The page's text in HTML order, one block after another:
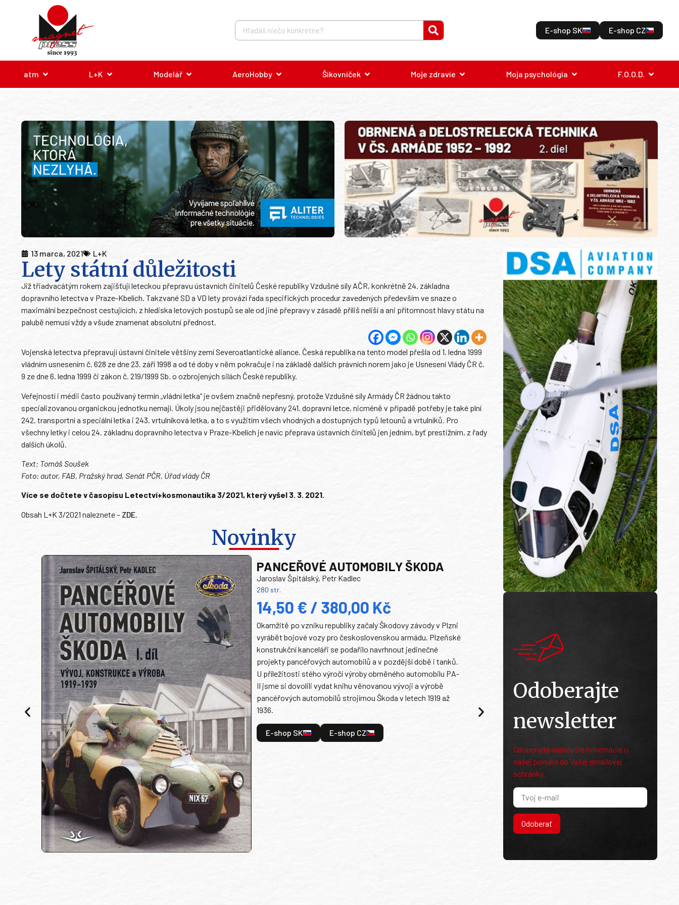
E-shop SK E-shop CZ
atm L+K Modelář AeroHobby Šikovníček Moje zdravie Moja psychológia F.O.O.D.
13 marca, 2021 L+K
Lety státní důležitosti
Již třiadvacátým rokem zajišťují leteckou přepravu ústavních činitelů České republiky Vzdušné síly AČR, konkrétně 24. základna
dopravního letectva v Praze-Kbelích. Takzvané SD a VD lety provází řada specifických procedur zavedených především ve snaze o
maximální bezpečnost cestujících, z hlediska letových postupů se ale od jiné přepravy v zásadě příliš neliší a ani přítomnost hlavy státu na
palubě nemusí vždy a všude znamenat absolutní přednost.
Vojenská letectva přepravují ústavní činitele většiny zemí Severoatlantické aliance. Česká republika na tento model přešla od 1. ledna 1999
vládním usnesením č. 628 ze dne 23. září 1998 a od té doby v něm pokračuje i na základě dalších právních norem jako je Usnesení Vlády ČR č.
9 ze dne 6. ledna 1999 či zákon č. 219/1999 Sb. o ozbrojených silách České republiky.
Veřejností i médii často používaný termín „vládní letka“ je ovšem značně nepřesný, protože Vzdušné síly Armády ČR žádnou takto
specializovanou organickou jednotku nemají. Úkoly jsou nejčastěji přidělovány 241. dopravní letce, nicméně v případě potřeby je také plní
242. transportní a speciální letka i 243. vrtulníková letka, a to s využitím všech vhodných a dostupných typů letounů a vrtulníků. Pro
všechny letky i celou 24. základnu dopravního letectva v Praze-Kbelích je navíc přeprava ústavních činitelů jen jedním, byť prestižním, z řady
dalších úkolů.
Text: Tomáš Soušek
Foto: autor, FAB, Pražský hrad, Senát PČR, Úřad vlády ČR
Více se dočtete v časopisu Letectví+kosmonautika 3/2021, který vyšel 3. 3. 2021.
Obsah L+K 3/2021 naleznete – ZDE
Novinky
PANCEŘOVÉ AUTOMOBILY ŠKODA
Jaroslav Špitálský, Petr Kadlec
280 str.
14,50 € / 380,00 Kč
Okamžitě po vzniku republiky začaly Škodovy závody v Plzni
vyrábět bojové vozy pro československou armádu. Plzeňské
konstrukční kanceláři se podařilo navrhnout jedinečné
projekty pancéřových automobilů a v pozdější době i tanků.
U příležitosti stého výročí výroby obrněného automobilu PA-
II jsme si dovolili vydat knihu věnovanou vývoji a výrobě
pancéřových automobilů strojírnou Škoda v letech 1919 až
1936.
E-shop SK E-shop CZ
Odoberajte
newsletter
Odoberajte najnovšie informácie o
našej ponuke do Vašej emailovej
schránky.
Odoberať